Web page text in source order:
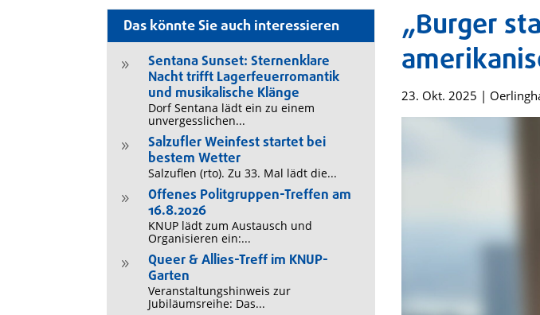
Das könnte Sie auch interessieren
9
Sentana Sunset: Sternenklare
Nacht trifft Lagerfeuerromantik
und musikalische Klänge
Dorf Sentana lädt ein zu einem
unvergesslichen...
9
Salzufler Weinfest startet bei
bestem Wetter
Salzuflen (rto). Zu 33. Mal lädt die...
9
Offenes Politgruppen-Treffen am
16.8.2026
KNUP lädt zum Austausch und
Organisieren ein:...
9
Queer & Allies-Treff im KNUP-
Garten
Veranstaltungshinweis zur
Jubiläumsreihe: Das...
„Burger
23. Okt. 2025 |